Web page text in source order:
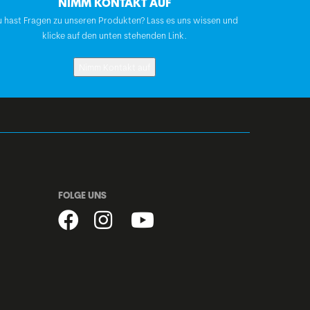
NIMM KONTAKT AUF
hast Fragen zu unseren Produkten? Lass es uns wissen und
klicke auf den unten stehenden Link.
FOLGE UNS